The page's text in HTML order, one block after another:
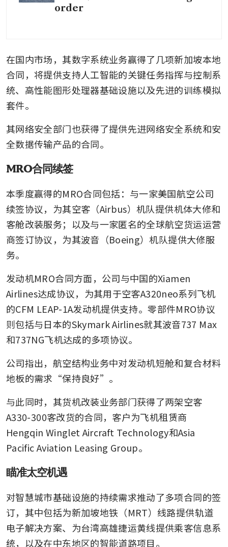
order
在国内市场，其数字系统业务赢得了几项新加坡本地
合同，将提供支持人工智能的关键任务指挥与控制系
统、高性能图形处理器基础设施以及先进的训练模拟
套件。
其网络安全部门也获得了提供先进网络安全系统和安
全数据传输产品的合同。
MRO合同续签
本季度赢得的MRO合同包括：与一家美国航空公司
续签协议，为其空客（Airbus）机队提供机体大修和
客舱改装服务；以及与一家匿名的全球航空货运运营
商签订协议，为其波音（Boeing）机队提供大修服
务。
发动机MRO合同方面，公司与中国的Xiamen
Airlines达成协议，为其用于空客A320neo系列飞机
的CFM LEAP-1A发动机提供支持。零部件MRO协议
则包括与日本的Skymark Airlines就其波音737 Max
和737NG飞机达成的多项协议。
公司指出，航空结构业务中对发动机短舱和复合材料
地板的需求“保持良好”。
与此同时，其货机改装业务部门获得了两架空客
A330-300客改货的合同，客户为飞机租赁商
Hengqin Winglet Aircraft Technology和Asia
Pacific Aviation Leasing Group。
瞄准太空机遇
对智慧城市基础设施的持续需求推动了多项合同的签
订，其中包括为新加坡地铁（MRT）线路提供轨道
电子解决方案、为台湾高雄捷运黄线提供乘客信息系
统，以及在中东地区的智能道路项目。